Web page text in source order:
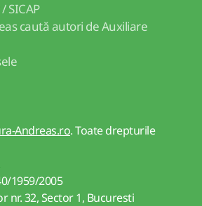
SICAP
caută autori de Auxiliare
Andreas.ro. Toate drepturile
1959/2005
nr. 32, Sector 1, Bucuresti